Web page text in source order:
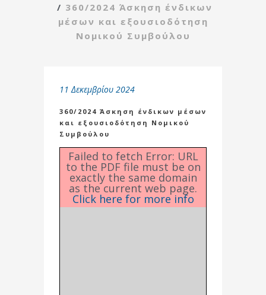
/ 360/2024 Άσκηση ένδικων
μέσων και εξουσιοδότηση
Νομικού Συμβούλου
11 Δεκεμβρίου 2024
360/2024 Άσκηση ένδικων μέσων
και εξουσιοδότηση Νομικού
Συμβούλου
Failed to fetch Error: URL
to the PDF file must be on
exactly the same domain
as the current web page.
Click here for more info